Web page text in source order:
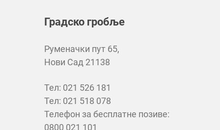
Градско гробље
Руменачки пут 65,
Нови Сад 21138
Тел: 021 526 181
Тел: 021 518 078
Телефон за бесплатне позиве:
0800 021 101